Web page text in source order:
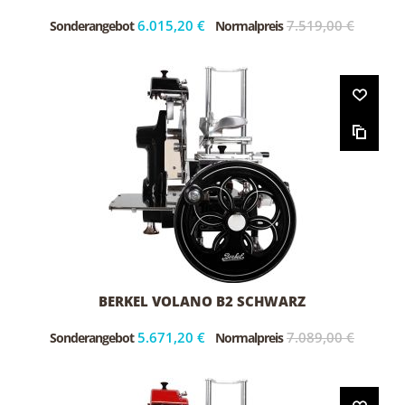
Sonderangebot 6.015,20 € Normalpreis 7.519,00 €
BERKEL VOLANO B2 SCHWARZ
Sonderangebot 5.671,20 € Normalpreis 7.089,00 €